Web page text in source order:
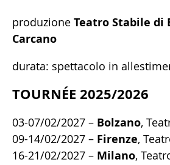
produzione Teatro Stabile di
Carcano
durata: spettacolo in
TOURNÉE 2025/2026
03-07/02/2027 – Bolzano,
09-14/02/2027 – Firenze,
16-21/02/2027 – Milano,